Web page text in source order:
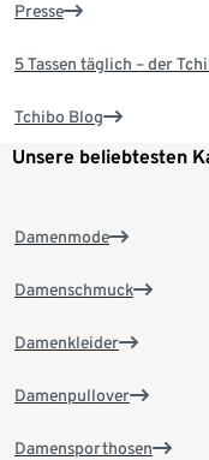
Presse
5 Tassen täglich – der
Tchibo Blog
Unsere beliebtesten
Damenmode
Damenschmuck
Damenkleider
Damenpullover
Damensporthosen